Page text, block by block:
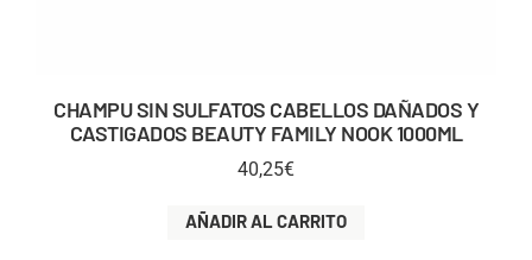
CHAMPU SIN SULFATOS CABELLOS DAÑADOS Y
CASTIGADOS BEAUTY FAMILY NOOK 1000ML
40,25€
AÑADIR AL CARRITO